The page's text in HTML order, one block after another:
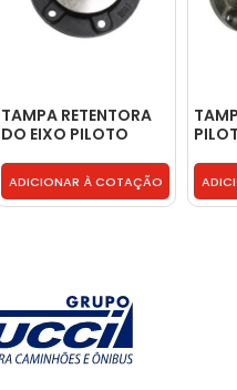
TAMPA RETENTORA
DO EIXO PILOTO
** RT 14913 -
3529934C91
ADICIONAR À COTAÇÃO